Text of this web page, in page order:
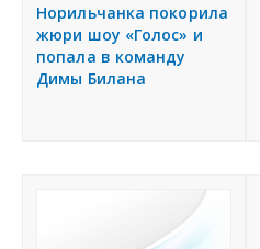
Норильчанка покорила
жюри шоу «Голос» и
попала в команду
Димы Билана